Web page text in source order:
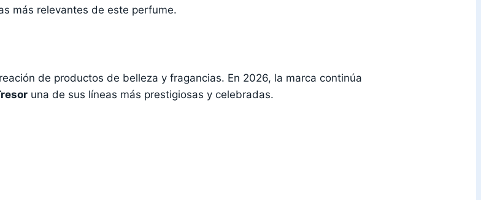
más relevantes de este perfume.
de productos de belleza y fragancias. En 2026, la marca continúa
una de sus líneas más prestigiosas y celebradas.